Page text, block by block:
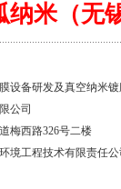
纳米（无
设备研发及真空纳米
公司
梅西路326号二楼
境工程技术有限责任公